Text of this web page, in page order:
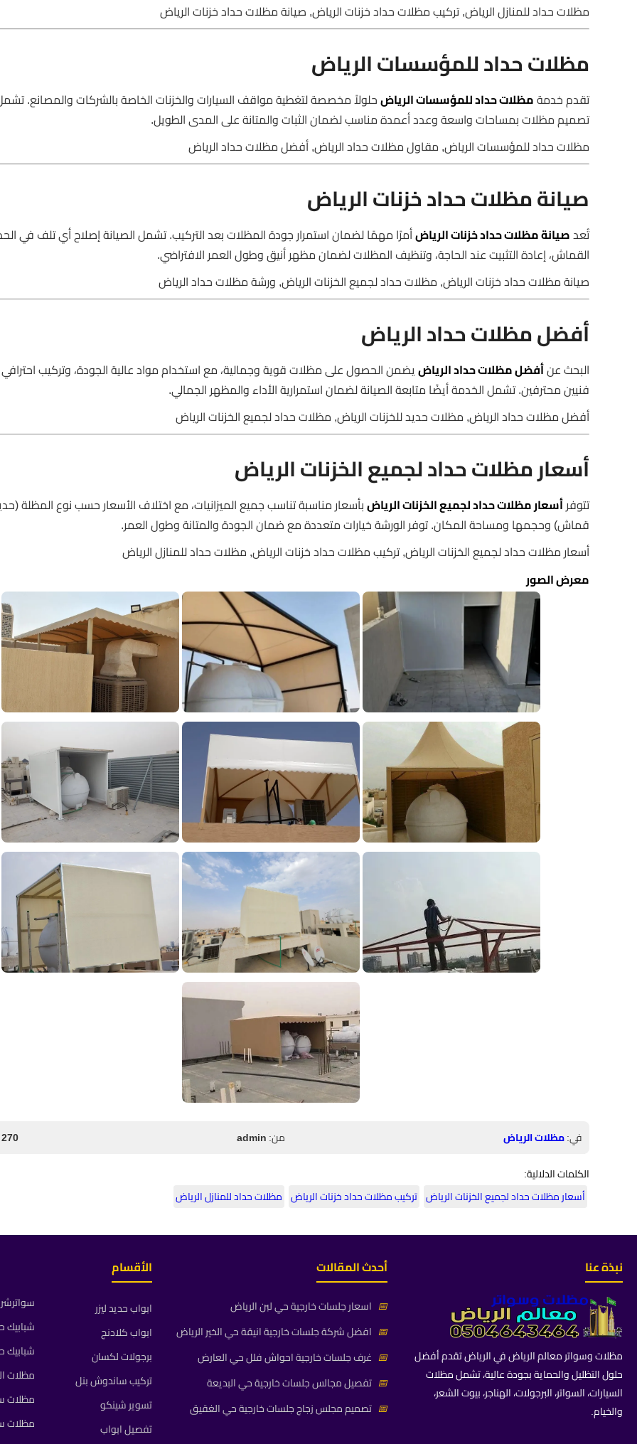
مظلات حداد للمنازل الرياض, تركيب مظلات حداد خزنات الرياض, صيانة مظلات حداد خزنات الرياض
مظلات حداد للمؤسسات الرياض
تقدم خدمةمظلات حداد للمؤسسات الرياضحلولاً مخصصة لتغطية مواقف السيارات والخزنات الخاصة بالشركات والمصانع.
تصميم مظلات بمساحات واسعة وعدد أعمدة مناسب لضمان الثبات والمتانة على المدى الطويل.
مظلات حداد للمؤسسات الرياض, مقاول مظلات حداد الرياض, أفضل مظلات حداد الرياض
صيانة مظلات حداد خزنات الرياض
تُعدصيانة مظلات حداد خزنات الرياضأمرًا مهمًا لضمان استمرار جودة المظلات بعد التركيب. تشمل الصيانة إصلاح أي تلف في
القماش، إعادة التثبيت عند الحاجة، وتنظيف المظلات لضمان مظهر أنيق وطول العمر الافتراضي.
صيانة مظلات حداد خزنات الرياض, مظلات حداد لجميع الخزنات الرياض, ورشة مظلات حداد الرياض
أفضل مظلات حداد الرياض
البحث عنأفضل مظلات حداد الرياضيضمن الحصول على مظلات قوية وجمالية، مع استخدام مواد عالية الجودة، وتركيب
فنيين محترفين. تشمل الخدمة أيضًا متابعة الصيانة لضمان استمرارية الأداء والمظهر الجمالي.
أفضل مظلات حداد الرياض, مظلات حديد للخزنات الرياض, مظلات حداد لجميع الخزنات الرياض
أسعار مظلات حداد لجميع الخزنات الرياض
تتوفرأسعار مظلات حداد لجميع الخزنات الرياضبأسعار مناسبة تناسب جميع الميزانيات، مع اختلاف الأسعار حسب نوع المظلة
قماش) وحجمها ومساحة المكان. توفر الورشة خيارات متعددة مع ضمان الجودة والمتانة وطول العمر.
أسعار مظلات حداد لجميع الخزنات الرياض, تركيب مظلات حداد خزنات الرياض, مظلات حداد للمنازل الرياض
معرض الصور
في:مظلات الرياض من:admin
270 مشاهدة
الكلمات الدلالية:
أسعار مظلات حداد لجميع الخزنات الرياض تركيب مظلات حداد خزنات الرياض مظلات حداد للمنازل الرياض
نبذة عنا
مظلات وسواتر معالم الرياض في الرياض تقدم أفضل
حلول التظليل والحماية بجودة عالية، تشمل مظلات
السيارات، السواتر، البرجولات، الهناجر، بيوت الشعر،
والخيام.
أحدث المقالات
📅 اسعار جلسات خارجية حي لبن الرياض
📅 افضل شركة جلسات خارجية انيقة حي الخير الرياض
📅 غرف جلسات خارجية احواش فلل حي العارض
📅 تفصيل مجالس جلسات خارجية حي البديعة
📅 تصميم مجلس زجاج جلسات خارجية حي الغقيق
الأقسام
ابواب حديد ليزر
ابواب كلادنج
برجولات لكسان
تركيب ساندوش بنل
تسوير شينكو
تفصيل ابواب
شبابيك
شبابيك
مظلات
مظلات
مظلات